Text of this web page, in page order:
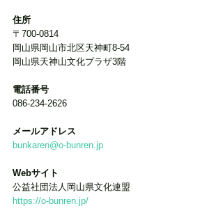
住所
〒700-0814
岡山県岡山市北区天神町8-54
岡山県天神山文化プラザ3階
電話番号
086-234-2626
メールアドレス
bunkaren@o-bunren.jp
Webサイト
公益社団法人岡山県文化連盟
https://o-bunren.jp/